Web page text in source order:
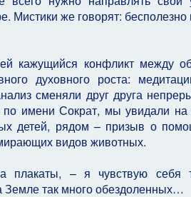
Мистики же говорят:
кажущийся конфликт между
духовного роста:
сменяли друг друга
имени Сократ, мы увидали
детей, рядом – призыв о
видов животных.
– я чувствую себя
Земле так много обездоленных…